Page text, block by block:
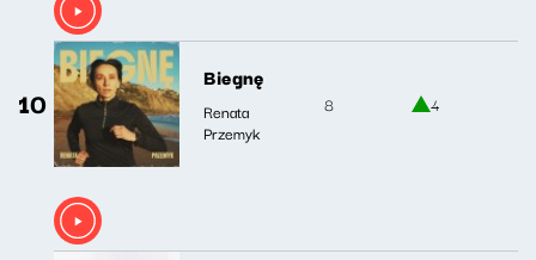
10
Biegnę
Renata
Przemyk
8 4